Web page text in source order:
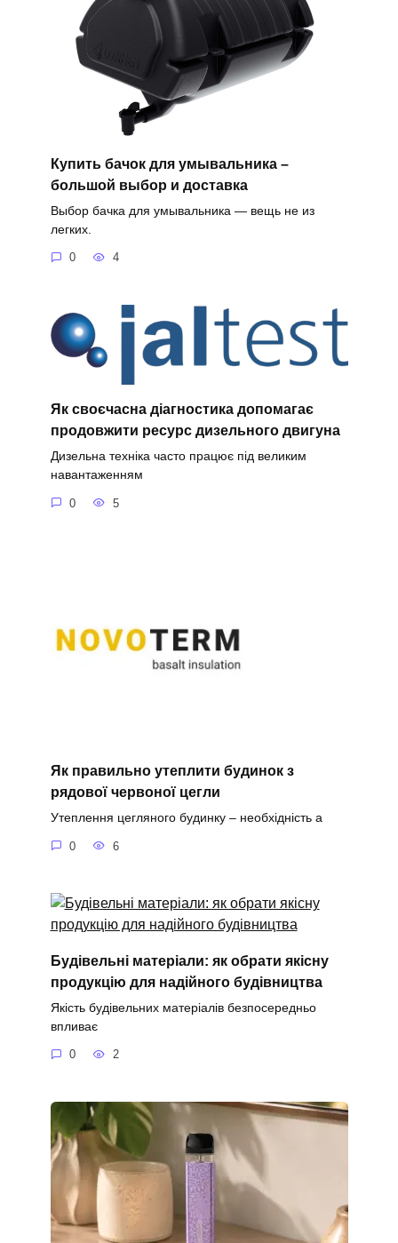
Купить бачок для умывальника –
большой выбор и доставка
Выбор бачка для умывальника — вещь не из
легких.
0 4
Як своєчасна діагностика допомагає
продовжити ресурс дизельного двигуна
Дизельна техніка часто працює під великим
навантаженням
0 5
Як правильно утеплити будинок з
рядової червоної цегли
Утеплення цегляного будинку – необхідність а
0 6
Будівельні матеріали: як обрати якісну
продукцію для надійного будівництва
Якість будівельних матеріалів безпосередньо
впливає
0 2